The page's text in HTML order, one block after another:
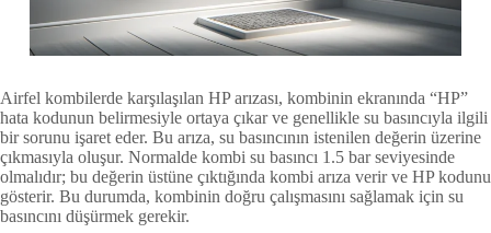
Airfel kombilerde karşılaşılan HP arızası, kombinin ekranında “HP”
hata kodunun belirmesiyle ortaya çıkar ve genellikle su basıncıyla ilgili
bir sorunu işaret eder. Bu arıza, su basıncının istenilen değerin üzerine
çıkmasıyla oluşur. Normalde kombi su basıncı 1.5 bar seviyesinde
olmalıdır; bu değerin üstüne çıktığında kombi arıza verir ve HP kodunu
gösterir. Bu durumda, kombinin doğru çalışmasını sağlamak için su
basıncını düşürmek gerekir.